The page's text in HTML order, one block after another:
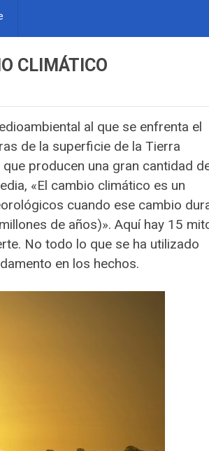
CLIMÁTICO
al que se enfrenta el
de la superficie de la Tierra
producen una gran cantidad
«El cambio climático es un
cuando ese cambio
de años)». Aquí hay 15
No todo lo que se ha utilizado
en los hechos.